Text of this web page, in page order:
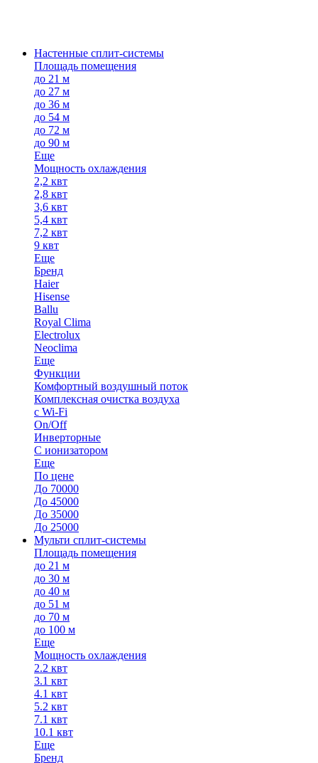
Настенные сплит-системы
Площадь помещения
до 21 м
до 27 м
до 36 м
до 54 м
до 72 м
до 90 м
Еще
Мощность охлаждения
2,2 квт
2,8 квт
3,6 квт
5,4 квт
7,2 квт
9 квт
Еще
Бренд
Haier
Hisense
Ballu
Royal Clima
Electrolux
Neoclima
Еще
Функции
Комфортный воздушный поток
Комплексная очистка воздуха
с Wi-Fi
On/Off
Инверторные
С ионизатором
Еще
По цене
До 70000
До 45000
До 35000
До 25000
Мульти сплит-системы
Площадь помещения
до 21 м
до 30 м
до 40 м
до 51 м
до 70 м
до 100 м
Еще
Мощность охлаждения
2.2 квт
3.1 квт
4.1 квт
5.2 квт
7.1 квт
10.1 квт
Еще
Бренд